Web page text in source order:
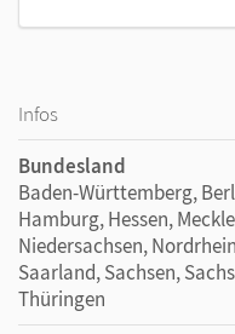
Infos
Bundesland
Baden-Württemberg,
Hamburg, Hessen,
Niedersachsen,
Saarland, Sachsen,
Thüringen